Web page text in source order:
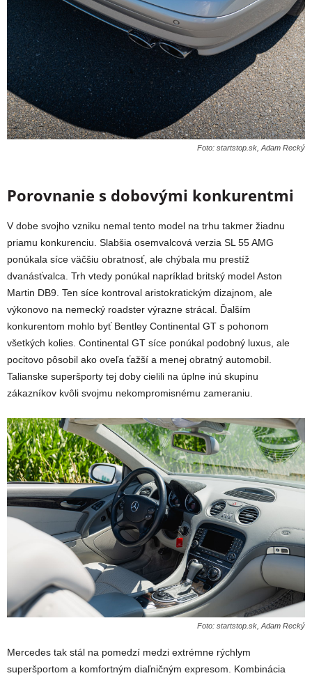
Foto: startstop.sk, Adam Recký
Porovnanie s dobovými konkurentmi
V dobe svojho vzniku nemal tento model na trhu takmer žiadnu
priamu konkurenciu. Slabšia osemvalcová verzia SL 55 AMG
ponúkala síce väčšiu obratnosť, ale chýbala mu prestíž
dvanásťvalca. Trh vtedy ponúkal napríklad britský model Aston
Martin DB9. Ten síce kontroval aristokratickým dizajnom, ale
výkonovo na nemecký roadster výrazne strácal. Ďalším
konkurentom mohlo byť Bentley Continental GT s pohonom
všetkých kolies. Continental GT síce ponúkal podobný luxus, ale
pocitovo pôsobil ako oveľa ťažší a menej obratný automobil.
Talianske superšporty tej doby cielili na úplne inú skupinu
zákazníkov kvôli svojmu nekompromisnému zameraniu.
Foto: startstop.sk, Adam Recký
Mercedes tak stál na pomedzí medzi extrémne rýchlym
superšportom a komfortným diaľničným expresom. Kombinácia